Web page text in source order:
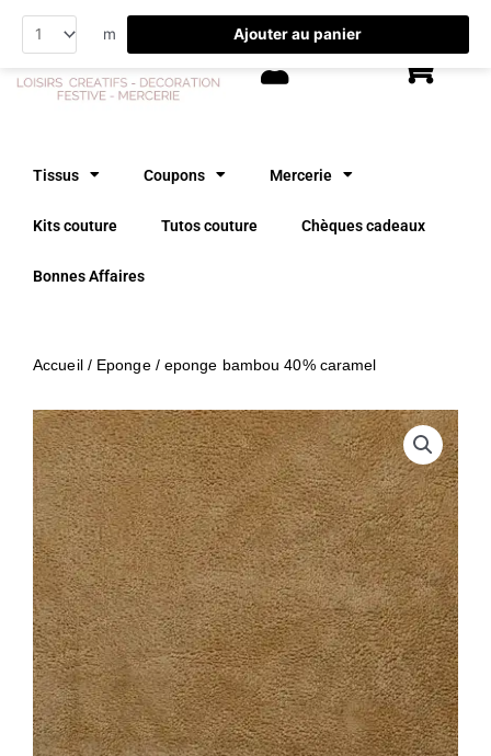
contenu
Tissus Coupons Mercerie
Kits couture Tutos couture Chèques cadeaux
Bonnes Affaires
Accueil/ Eponge/ eponge bambou 40% caramel
m Ajouter au panier